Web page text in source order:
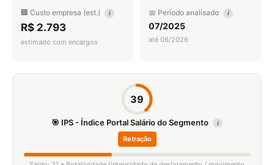
🏢 Custo empresa (est.) i
R$ 2.793
estimado com encargos
📅 Período analisado i
07/2025
até 06/2026
39
🎯 IPS - Índice Portal Salário do Segmento i
Retração